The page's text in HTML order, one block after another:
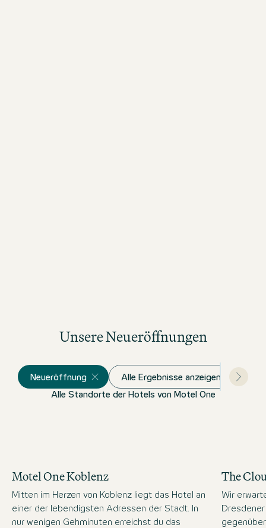
Unsere Neueröffnungen
Neueröffnung Alle Ergebnisse anzeigen
Alle Standorte der Hotels von Motel One
Motel One Koblenz
Mitten im Herzen von Koblenz liegt das Hotel an
einer der lebendigsten Adressen der Stadt. In
nur wenigen Gehminuten erreichst du das
The
Wir